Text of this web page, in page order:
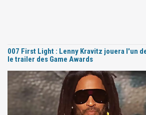
007 First Light : Lenny Kravitz jouera l'un
le trailer des Game Awards